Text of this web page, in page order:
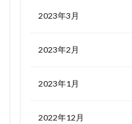
2023年3月
2023年2月
2023年1月
2022年12月